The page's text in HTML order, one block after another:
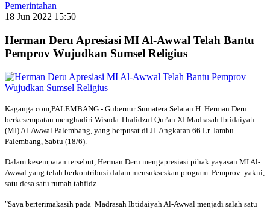
Pemerintahan
18 Jun 2022 15:50
Herman Deru Apresiasi MI Al-Awwal Telah Bantu
Pemprov Wujudkan Sumsel Religius
Kaganga.com,PALEMBANG - Gubernur Sumatera Selatan H. Herman Deru
berkesempatan menghadiri Wisuda Thafidzul Qur'an XI Madrasah Ibtidaiyah
(MI) Al-Awwal Palembang, yang berpusat di Jl. Angkatan 66 Lr. Jambu
Palembang, Sabtu (18/6).
Dalam kesempatan tersebut, Herman Deru mengapresiasi pihak yayasan MI Al-
Awwal yang telah berkontribusi dalam mensukseskan program Pemprov yakni,
satu desa satu rumah tahfidz.
"Saya berterimakasih pada Madrasah Ibtidaiyah Al-Awwal menjadi salah satu